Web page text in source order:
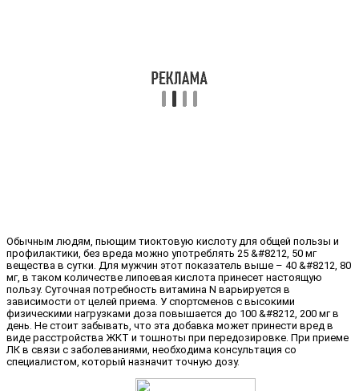
Обычным людям, пьющим тиоктовую кислоту для общей пользы и
профилактики, без вреда можно употреблять 25 &#8212, 50 мг
вещества в сутки. Для мужчин этот показатель выше – 40 &#8212, 80
мг, в таком количестве липоевая кислота принесет настоящую
пользу. Суточная потребность витамина N варьируется в
зависимости от целей приема. У спортсменов с высокими
физическими нагрузками доза повышается до 100 &#8212, 200 мг в
день. Не стоит забывать, что эта добавка может принести вред в
виде расстройства ЖКТ и тошноты при передозировке. При приеме
ЛК в связи с заболеваниями, необходима консультация со
специалистом, который назначит точную дозу.